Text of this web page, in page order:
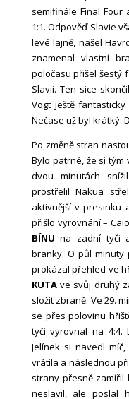
semifinále Final
1:1. Odpověď Slavie
levé lajně, našel
znamenal vlastní
poločasu přišel šestý
Slavii. Ten sice
Vogt ještě
Nečase už byl krátký.
Po změně stran
Bylo patrné, že si tým
dvou minutách snížil
prostřelil Nakua
aktivnější v presinku
přišlo vyrovnání –
BÍNU na zadní tyči
branky. O půl minuty
prokázal přehled ve
KUTAve svůj druhý
složit zbraně. Ve 29.
se přes polovinu
tyči vyrovnal na 4:4.
Jelínek si navedl
vrátila a následnou
strany přesně zamířil
neslavil, ale poslal